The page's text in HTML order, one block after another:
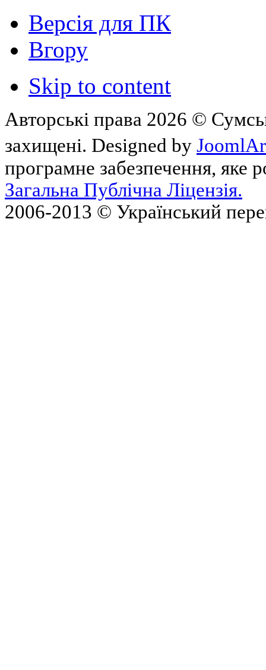
Версія для ПК
Вгору
Skip to content
Авторські права 2026 ©
захищені. Designed by
програмне забезпечення, яке
Загальна Публічна Ліцензія.
2006-2013 © Український